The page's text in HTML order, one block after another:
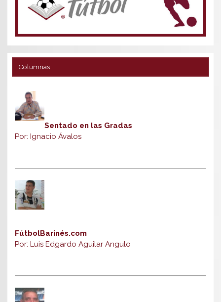
Columnas
Sentado en las Gradas
Por: Ignacio Ávalos
FútbolBarinés.com
Por: Luis Edgardo Aguilar Angulo